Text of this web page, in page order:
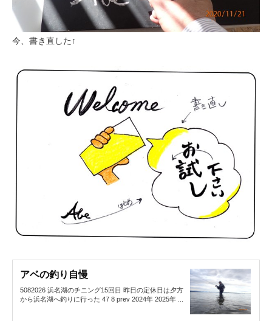
今、書き直した↑
アベの釣り自慢
5082026 浜名湖のチニング15回目 昨日の定休日は夕方
から浜名湖へ釣りに行った 47 8 prev 2024年 2025年 ...